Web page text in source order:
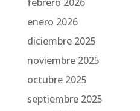
enero 2026
diciembre 2025
noviembre 2025
octubre 2025
septiembre 2025